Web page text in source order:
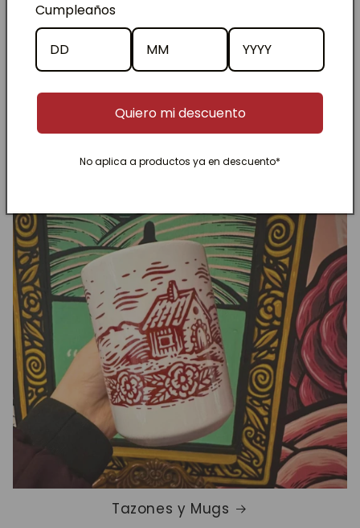
relajante
Tazones y Mugs
Cumpleaños
Quiero mi descuento
No aplica a productos ya en descuento*